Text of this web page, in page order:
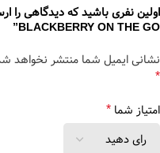
اولین نفری باشید که دیدگاهی را
BLACKBERRY ON THE GO”
نشانی ایمیل شما منتشر نخواهد
*
امتیاز شما *